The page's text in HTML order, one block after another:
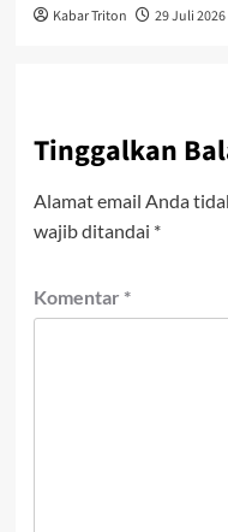
Kabar Triton 29 Juli 2026
Tinggalkan
Alamat email Anda
wajib ditandai *
Komentar *